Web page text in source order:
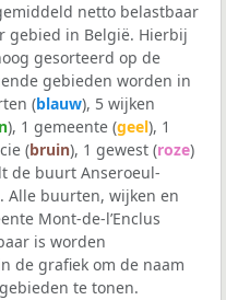
netto belastbaar
gebied in België. Hierbij
gesorteerd op de
gebieden worden in
(blauw), 5 wijken
), 1 gemeente (geel), 1
(bruin), 1 gewest (roze)
de buurt Anseroeul-
Alle buurten, wijken en
Mont-de-l’Enclus
is worden
de grafiek om de naam
te tonen.